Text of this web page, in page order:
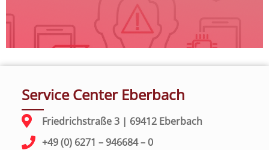
Service Center Eberbach
Friedrichstraße 3 | 69412 Eberbach
+49 (0) 6271 – 946684 – 0